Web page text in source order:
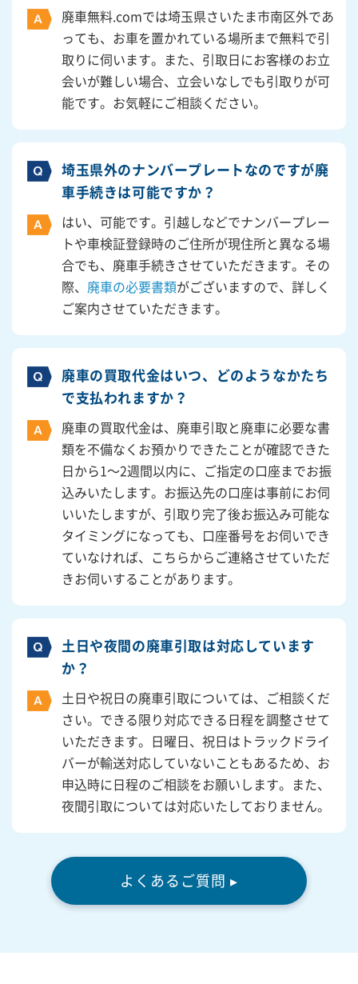
廃車無料.comでは埼玉県さいたま市南区外であ
っても、お車を置かれている場所まで無料で引
取りに伺います。また、引取日にお客様のお立
会いが難しい場合、立会いなしでも引取りが可
能です。お気軽にご相談ください。
埼玉県外のナンバープレートなのですが廃
車手続きは可能ですか？
はい、可能です。引越しなどでナンバープレー
トや車検証登録時のご住所が現住所と異なる場
合でも、廃車手続きさせていただきます。その
際、 廃車の必要書類がございますので、詳しく
ご案内させていただきます。
廃車の買取代金はいつ、どのようなかたち
で支払われますか？
廃車の買取代金は、廃車引取と廃車に必要な書
類を不備なくお預かりできたことが確認できた
日から1～2週間以内に、ご指定の口座までお振
込みいたします。お振込先の口座は事前にお伺
いいたしますが、引取り完了後お振込み可能な
タイミングになっても、口座番号をお伺いでき
ていなければ、こちらからご連絡させていただ
きお伺いすることがあります。
土日や夜間の廃車引取は対応しています
か？
土日や祝日の廃車引取については、ご相談くだ
さい。できる限り対応できる日程を調整させて
いただきます。日曜日、祝日はトラックドライ
バーが輸送対応していないこともあるため、お
申込時に日程のご相談をお願いします。また、
夜間引取については対応いたしておりません。
よくあるご質問 ▸